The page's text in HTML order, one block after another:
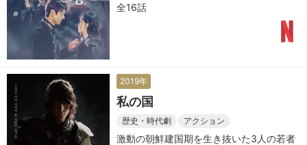
全16話
2019年
私の国
歴史・時代劇 アクション
激動の朝鮮建国期を生き抜いた3人の若者